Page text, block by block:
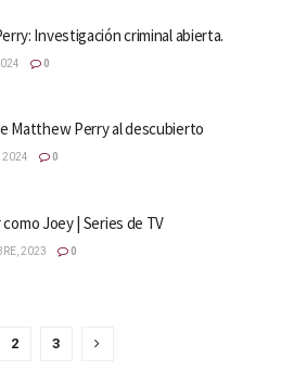
Investigación criminal abierta.
0
Matthew Perry al descubierto
2024 0
Joey | Series de TV
2023 0
2 3